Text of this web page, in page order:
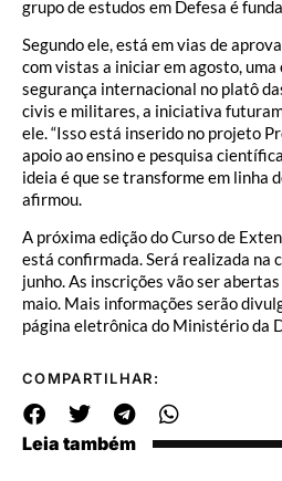
grupo de estudos em Defesa é
Segundo ele, está em vias de
com vistas a iniciar em agosto, uma
segurança internacional no platô
civis e militares, a iniciativa
ele. “Isso está inserido no projeto
apoio ao ensino e pesquisa
ideia é que se transforme em linha
afirmou.
A próxima edição do Curso de
está confirmada. Será realizada na
junho. As inscrições vão ser
maio. Mais informações serão
página eletrônica do Ministério da
COMPARTILHAR:
Leia também